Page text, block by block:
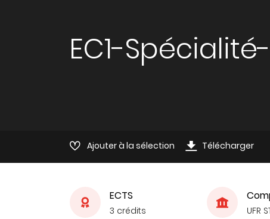
EC1-
Ajouter à la sélection Télécharger
ECTS
3 crédits UFR